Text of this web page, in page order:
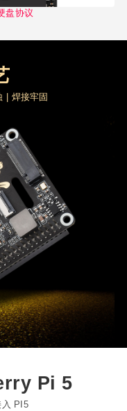
盘协议
| 焊接牢固
Pi 5
入 PI5